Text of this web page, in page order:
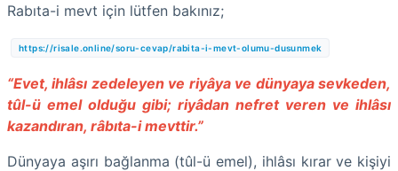
Rabıta-i mevt için lütfen bakınız;
https://risale.online/soru-cevap/rabita-i-mevt-olumu-dusunmek
“Evet, ihlâsı zedeleyen ve riyâya ve dünyaya sevkeden,
tûl-ü emel olduğu gibi; riyâdan nefret veren ve ihlâsı
kazandıran, râbıta-i mevttir.”
Dünyaya aşırı bağlanma (tûl-ü emel), ihlâsı kırar ve kişiyi